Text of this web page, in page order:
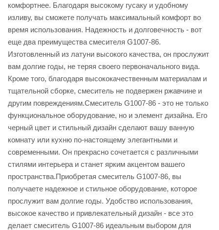
комфортнее. Благодаря высокому гусаку и удобному
изливу, вы сможете получать максимальный комфорт во
время использования. Надежность и долговечность - вот
еще два преимущества смесителя G1007-86.
Изготовленный из латуни высокого качества, он прослужит
вам долгие годы, не теряя своего первоначального вида.
Кроме того, благодаря высококачественным материалам и
тщательной сборке, смеситель не подвержен ржавчине и
другим повреждениям.Смеситель G1007-86 - это не только
функциональное оборудование, но и элемент дизайна. Его
черный цвет и стильный дизайн сделают вашу ванную
комнату или кухню по-настоящему элегантными и
современными. Он прекрасно сочетается с различными
стилями интерьера и станет ярким акцентом вашего
пространства.Приобретая смеситель G1007-86, вы
получаете надежное и стильное оборудование, которое
прослужит вам долгие годы. Удобство использования,
высокое качество и привлекательный дизайн - все это
делает смеситель G1007-86 идеальным выбором для